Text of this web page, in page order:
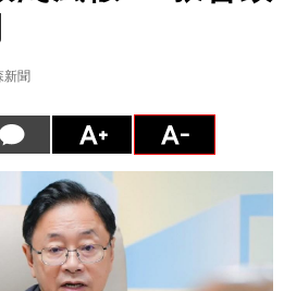
新聞